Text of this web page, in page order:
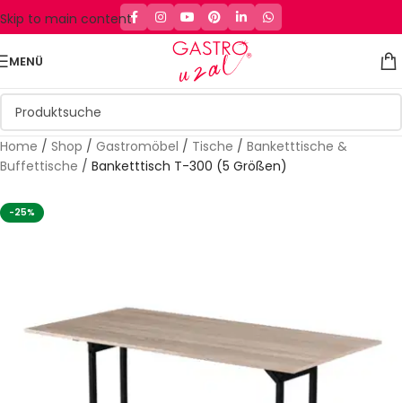
Skip to main content
MENÜ
Home / Shop / Gastromöbel / Tische / Banketttische &
Buffettische / Banketttisch T-300 (5 Größen)
-25%